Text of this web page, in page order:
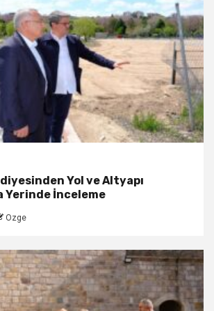
Yol ve Altyapı
Yerinde İnceleme
Ozge